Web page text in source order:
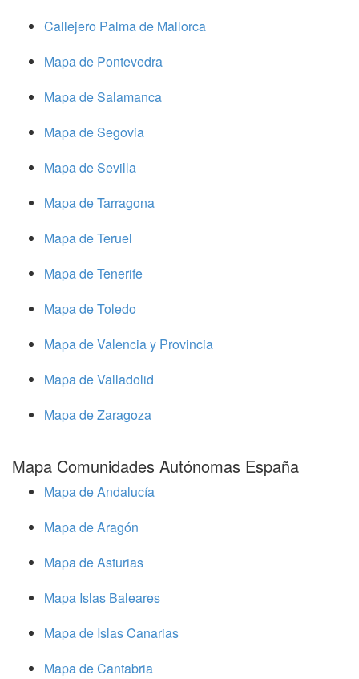
Callejero Palma de Mallorca
Mapa de Pontevedra
Mapa de Salamanca
Mapa de Segovia
Mapa de Sevilla
Mapa de Tarragona
Mapa de Teruel
Mapa de Tenerife
Mapa de Toledo
Mapa de Valencia y Provincia
Mapa de Valladolid
Mapa de Zaragoza
Mapa Comunidades Autónomas España
Mapa de Andalucía
Mapa de Aragón
Mapa de Asturias
Mapa Islas Baleares
Mapa de Islas Canarias
Mapa de Cantabria